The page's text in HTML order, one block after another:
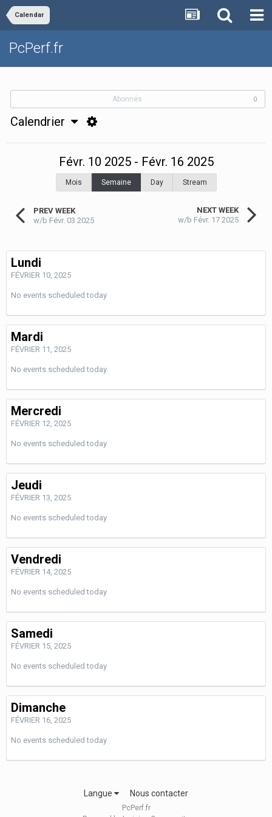
Calendar
PcPerf.fr
Abonnés 0
Calendrier
PREV WEEK
w/b Févr. 03 2025
Févr. 10 2025 - Févr. 16 2025
Mois Semaine Day Stream
NEXT WEEK
w/b Févr. 17 2025
Lundi
FÉVRIER 10, 2025
No events scheduled today
Mardi
FÉVRIER 11, 2025
No events scheduled today
Mercredi
FÉVRIER 12, 2025
No events scheduled today
Jeudi
FÉVRIER 13, 2025
No events scheduled today
Vendredi
FÉVRIER 14, 2025
No events scheduled today
Samedi
FÉVRIER 15, 2025
No events scheduled today
Dimanche
FÉVRIER 16, 2025
No events scheduled today
Langue Nous contacter
PcPerf.fr